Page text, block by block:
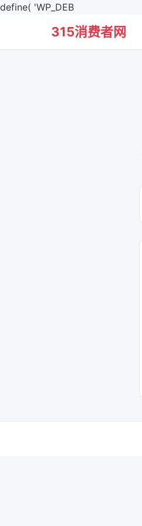
define( 'WP_DEB
315消费者网